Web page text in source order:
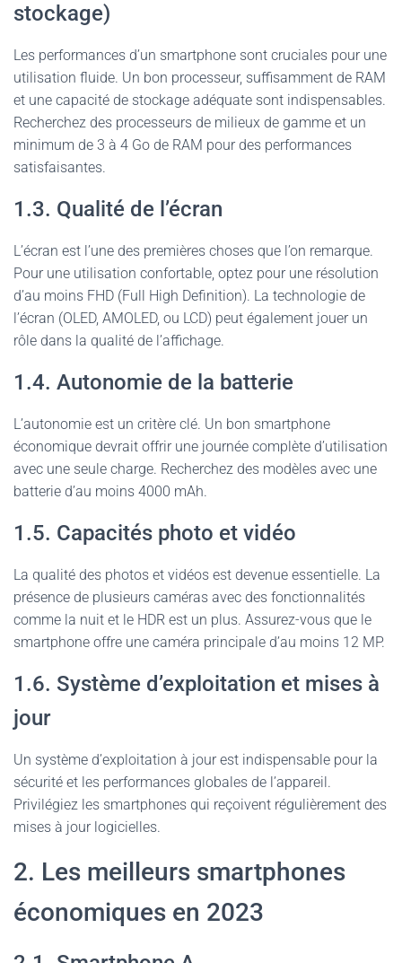
stockage)
Les performances d’un smartphone sont cruciales pour une
utilisation fluide. Un bon processeur, suffisamment de RAM
et une capacité de stockage adéquate sont indispensables.
Recherchez des processeurs de milieux de gamme et un
minimum de 3 à 4 Go de RAM pour des performances
satisfaisantes.
1.3. Qualité de l’écran
L’écran est l’une des premières choses que l’on remarque.
Pour une utilisation confortable, optez pour une résolution
d’au moins FHD (Full High Definition). La technologie de
l’écran (OLED, AMOLED, ou LCD) peut également jouer un
rôle dans la qualité de l’affichage.
1.4. Autonomie de la batterie
L’autonomie est un critère clé. Un bon smartphone
économique devrait offrir une journée complète d’utilisation
avec une seule charge. Recherchez des modèles avec une
batterie d’au moins 4000 mAh.
1.5. Capacités photo et vidéo
La qualité des photos et vidéos est devenue essentielle. La
présence de plusieurs caméras avec des fonctionnalités
comme la nuit et le HDR est un plus. Assurez-vous que le
smartphone offre une caméra principale d’au moins 12 MP.
1.6. Système d’exploitation et mises à
jour
Un système d’exploitation à jour est indispensable pour la
sécurité et les performances globales de l’appareil.
Privilégiez les smartphones qui reçoivent régulièrement des
mises à jour logicielles.
2. Les meilleurs smartphones
économiques en 2023